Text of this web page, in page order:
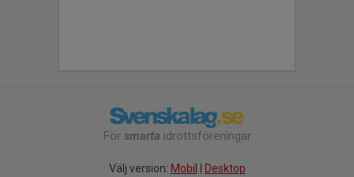
För smarta idrottsföreningar
Välj version: Mobil Desktop